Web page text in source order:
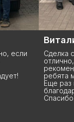
Виталий
Сделка
отлично,
рекомендую
ребята
Еще раз
благодарность
Спасибо